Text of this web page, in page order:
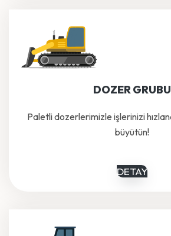
DOZER GRUBU
Paletli dozerlerimizle işlerinizi
büyütün!
DETAY